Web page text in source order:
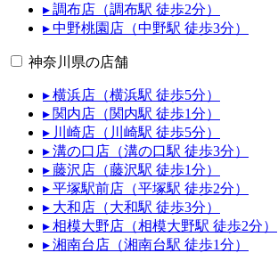
▸ 調布店（調布駅 徒歩2分）
▸ 中野桃園店（中野駅 徒歩3分）
神奈川県の店舗
▸ 横浜店（横浜駅 徒歩5分）
▸ 関内店（関内駅 徒歩1分）
▸ 川崎店（川崎駅 徒歩5分）
▸ 溝の口店（溝の口駅 徒歩3分）
▸ 藤沢店（藤沢駅 徒歩1分）
▸ 平塚駅前店（平塚駅 徒歩2分）
▸ 大和店（大和駅 徒歩3分）
▸ 相模大野店（相模大野駅 徒歩2分）
▸ 湘南台店（湘南台駅 徒歩1分）